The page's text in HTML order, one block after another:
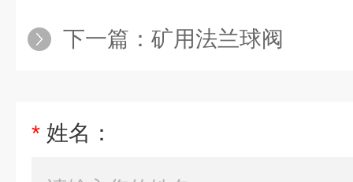
温度
下一篇： 矿用法兰球阀
* 姓名：